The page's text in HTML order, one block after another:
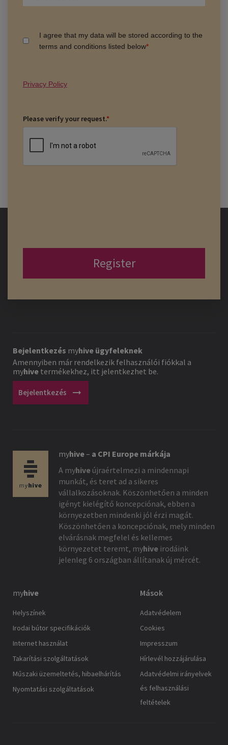
I agree that my data will be stored according to the
terms and conditions listed below*
Privacy Policy
Please verify your request.*
Register
Bejelentkezés myhive ügyfeleknek
Amennyiben már rendelkezik felhasználói fiókkal a
myhive termékekhez, itt jelentkezhet be.
Bejelentkezés arrow_right_alt
myhive– a CPI Europe márkája
A myhive újraértelmezi a mindennapi
munkát, és teret ad a sikeres
vállalkozásoknak. Köszönhetően a minden
igényt kielégítő koncepciónak, ebben a
környezetben mindenki jól érzi magát.
Köszönhetően a koncepciónak, mely minden
elvárásnak megfelel és kellemes
környezetet teremt, myhive irodáink
jelenleg 6 országban állítanak új mércét.
myhive
Helyszínek
Irodai bútor specifikációk
Internet használat
Takarítási szolgáltatások
Műszaki üzemeltetés, hibaelhárítás
Nyomtatási szolgáltatások
Mások
Adatvédelem
Cookies
Impresszum
Hírlevél hozzájárulása
Adatvédelmi irányelvek
és felhasználási
feltételek